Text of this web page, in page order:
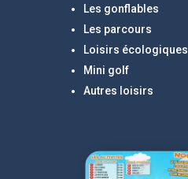
Les gonflables
Les parcours
Loisirs écologiques
Mini golf
Autres loisirs